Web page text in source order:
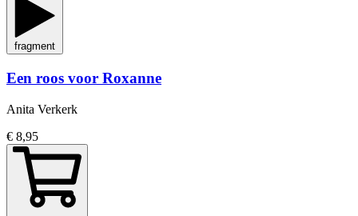
fragment
Een roos voor Roxanne
Anita Verkerk
€ 8,95